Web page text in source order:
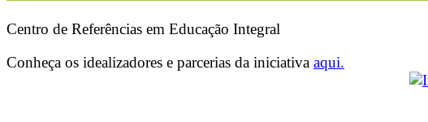
Centro de Referências em Educação Integral
Conheça os idealizadores e parcerias da iniciativa aqui.